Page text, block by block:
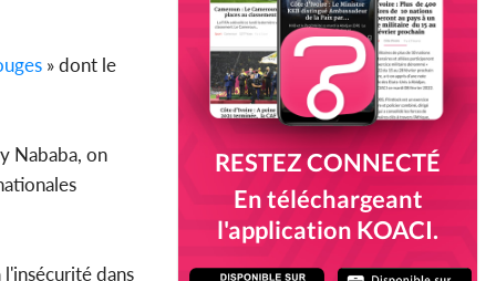
» dont le
Nababa, on
dans
RESTEZ CONNECTÉ
En téléchargeant
l'application KOACI.